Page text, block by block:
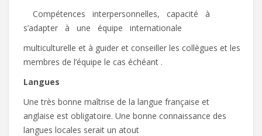
 Compétences interpersonnelles, capacité à
s’adapter à une équipe internationale
multiculturelle et à guider et conseiller les collègues et les
membres de l’équipe le cas échéant .
Langues
Une très bonne maîtrise de la langue française et
anglaise est obligatoire. Une bonne connaissance des
langues locales serait un atout